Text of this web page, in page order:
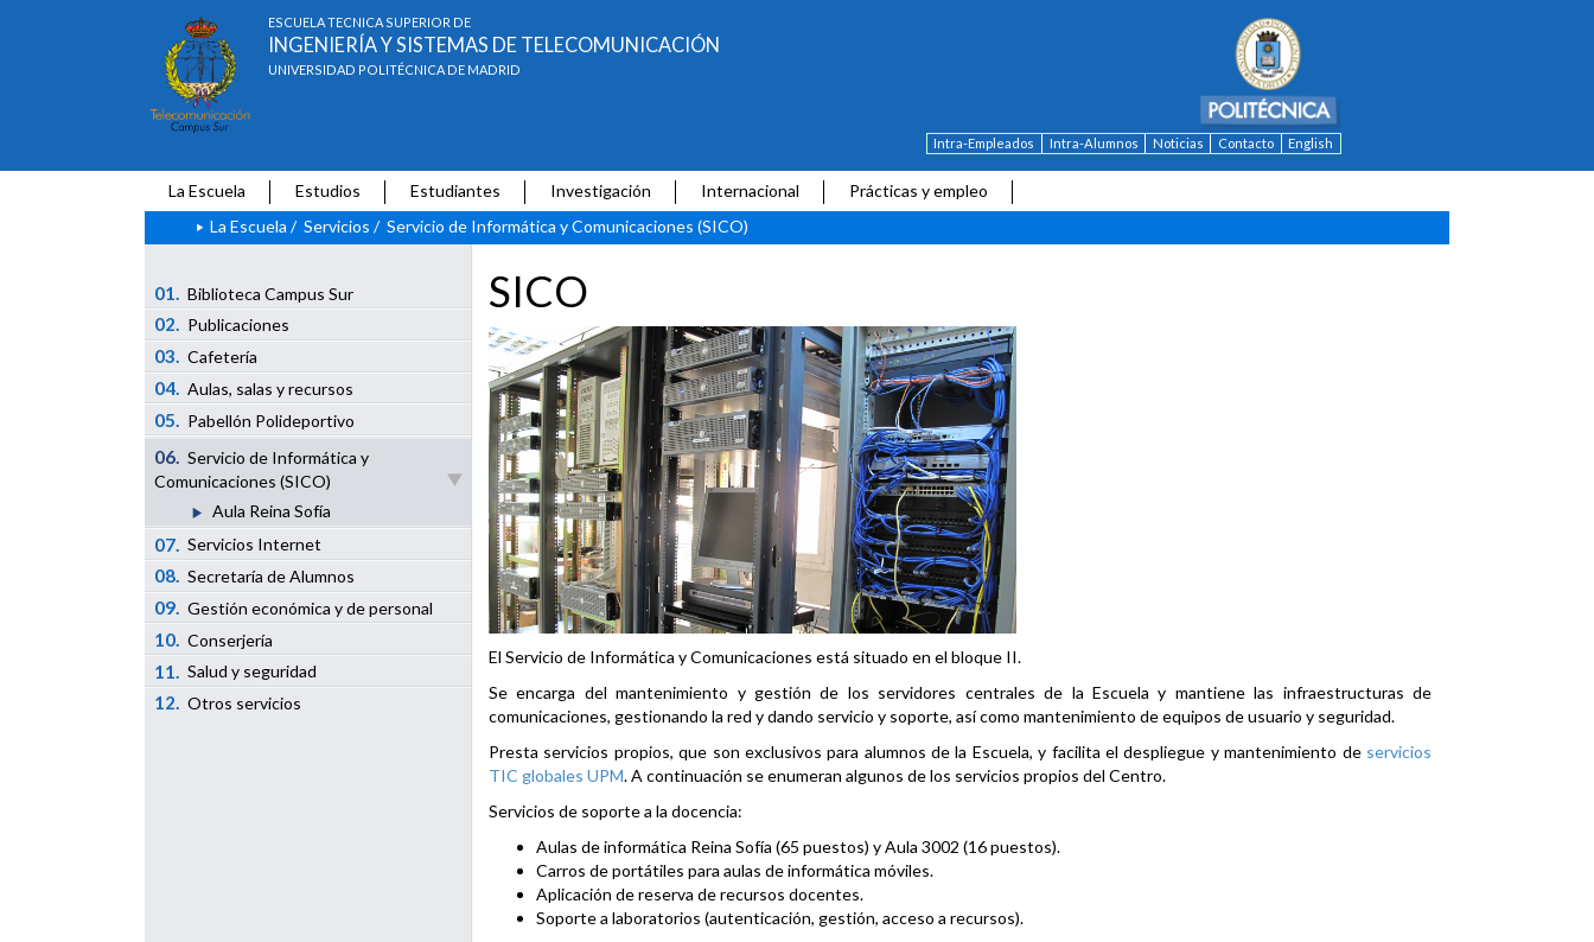
ESCUELA TÉCNICA SUPERIOR DE
INGENIERÍA Y SISTEMAS DE TELECOMUNICACIÓN
UNIVERSIDAD POLITÉCNICA DE MADRID
Intra-Empleados Intra-Alumnos Noticias Contacto English
La Escuela Estudios Estudiantes Investigación Internacional
Prácticas y empleo
La Escuela / Servicios / Servicio de Informática y Comunicaciones (SICO)
01. Biblioteca Campus Sur
02. Publicaciones
03. Cafetería
04. Aulas, salas y recursos
05. Pabellón Polideportivo
06. Servicio de Informática y
Comunicaciones (SICO)
Aula Reina Sofía
07. Servicios Internet
08. Secretaría de Alumnos
09. Gestión económica y de personal
10. Conserjería
11. Salud y seguridad
12. Otros servicios
SICO
El Servicio de Informática y Comunicaciones está situado en el bloque II.
Se encarga del mantenimiento y gestión de los servidores centrales de la Escuela y mantiene las infraestructuras de
comunicaciones, gestionando la red y dando servicio y soporte, así como mantenimiento de equipos de usuario y seguridad.
Presta servicios propios, que son exclusivos para alumnos de la Escuela, y facilita el despliegue y mantenimiento de servicios
TIC globales UPM. A continuación se enumeran algunos de los servicios propios del Centro.
Servicios de soporte a la docencia:
Aulas de informática Reina Sofía (65 puestos) y Aula 3002 (16 puestos).
Carros de portátiles para aulas de informática móviles.
Aplicación de reserva de recursos docentes.
Soporte a laboratorios (autenticación, gestión, acceso a recursos).